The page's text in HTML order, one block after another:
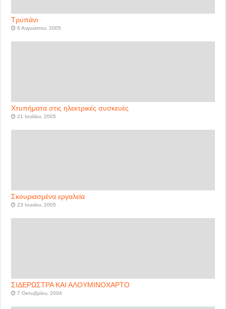
Τρυπάνι
6 Αυγούστου, 2005
Χτυπήματα στις ηλεκτρικές συσκευές
21 Ιουλίου, 2005
Σκουριασμένα εργαλεία
23 Ιουνίου, 2005
ΣΙΔΕΡΩΣΤΡΑ ΚΑΙ ΑΛΟΥΜΙΝΟΧΑΡΤΟ
7 Οκτωβρίου, 2004